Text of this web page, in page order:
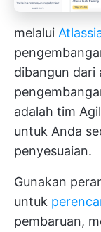
melalui
dibangun dari
adalah tim
untuk Anda
penyesuaian.
Gunakan
untuk
pembaruan,